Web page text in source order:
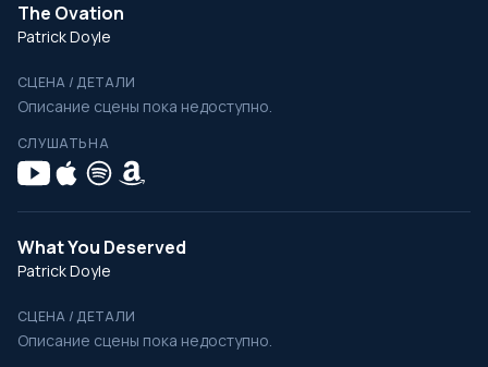
The Ovation
Patrick Doyle
СЦЕНА / ДЕТАЛИ
Описание сцены пока недоступно.
СЛУШАТЬ НА
What You Deserved
Patrick Doyle
СЦЕНА / ДЕТАЛИ
Описание сцены пока недоступно.